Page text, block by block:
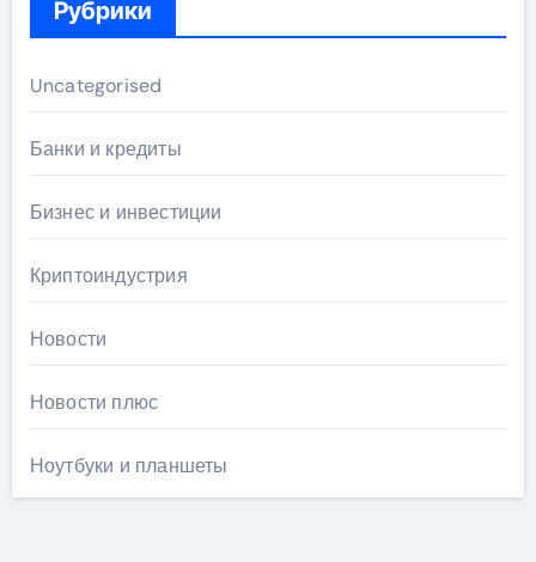
Рубрики
Uncategorised
Банки и кредиты
Бизнес и инвестиции
Криптоиндустрия
Новости
Новости плюс
Ноутбуки и планшеты